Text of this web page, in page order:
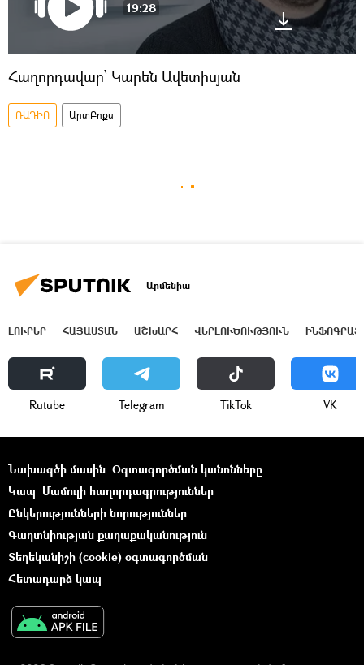
19:28
Հաղորդավար՝ Կարեն Ավետիսյան
ՌԱԴԻՈ ԱրտԲոքս
Արմենիա
ԼՈՒՐԵՐ ՀԱՅԱՍՏԱՆ ԱՇԽԱՐՀ ՎԵՐԼՈՒԾՈՒԹՅՈՒՆ
Rutube Telegram ТikТоk VK
Նախագծի մասին Օգտագործման կանոնները
Կապ Մամուլի հաղորդագրություններ
Ընկերությունների նորություններ
Գաղտնիության քաղաքականություն
Տեղեկանիշի (cookie) օգտագործման
Հետադարձ կապ